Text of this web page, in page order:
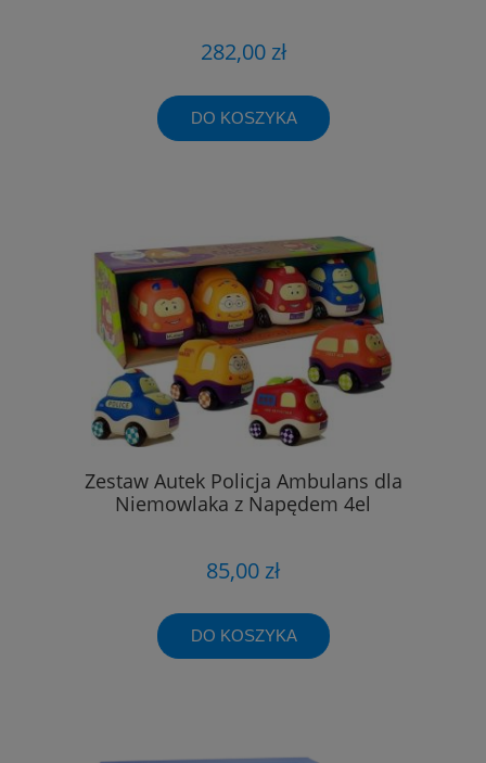
282,00 zł
DO KOSZYKA
Zestaw Autek Policja Ambulans dla
Niemowlaka z Napędem 4el
85,00 zł
DO KOSZYKA